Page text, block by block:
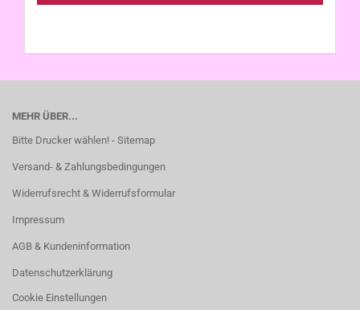
MEHR ÜBER...
Bitte Drucker wählen! - Sitemap
Versand- & Zahlungsbedingungen
Widerrufsrecht & Widerrufsformular
Impressum
AGB & Kundeninformation
Datenschutzerklärung
Cookie Einstellungen